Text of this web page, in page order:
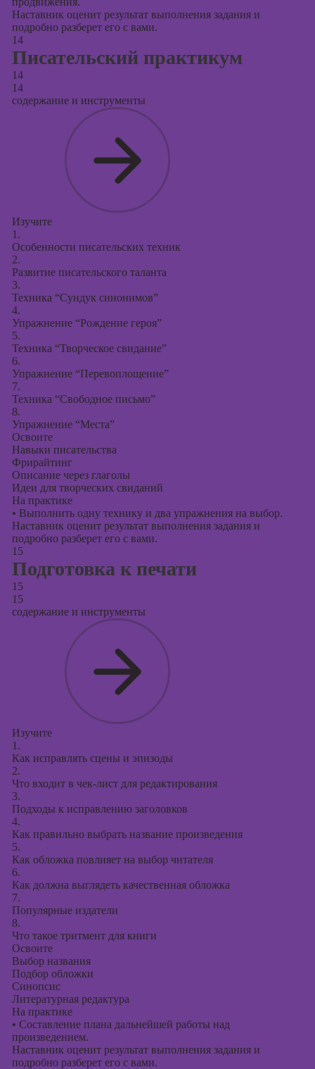
Наставник оценит результат выполнения задания и
подробно разберет его с вами.
14
Писательский практикум
14
14
содержание и инструменты
Изучите
1.
Особенности писательских техник
2.
Развитие писательского таланта
3.
Техника “Сундук синонимов”
4.
Упражнение “Рождение героя”
5.
Техника “Творческое свидание”
6.
Упражнение “Перевоплощение”
7.
Техника “Свободное письмо”
8.
Упражнение “Места”
Освоите
Навыки писательства
Фрирайтинг
Описание через глаголы
Идеи для творческих свиданий
На практике
• Выполнить одну технику и два упражнения на выбор.
Наставник оценит результат выполнения задания и
подробно разберет его с вами.
15
Подготовка к печати
15
15
содержание и инструменты
Изучите
1.
Как исправлять сцены и эпизоды
2.
Что входит в чек-лист для редактирования
3.
Подходы к исправлению заголовков
4.
Как правильно выбрать название произведения
5.
Как обложка повлияет на выбор читателя
6.
Как должна выглядеть качественная обложка
7.
Популярные издатели
8.
Что такое тритмент для книги
Освоите
Выбор названия
Подбор обложки
Синопсис
Литературная редактура
На практике
• Составление плана дальнейшей работы над
произведением.
Наставник оценит результат выполнения задания и
подробно разберет его с вами.